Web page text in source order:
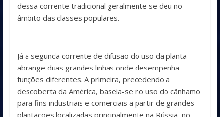
dessa corrente tradicional geralmente se deu no
âmbito das classes populares.
Já a segunda corrente de difusão do uso da planta
abrange duas grandes linhas onde desempenha
funções diferentes. A primeira, precedendo a
descoberta da América, baseia-se no uso do cânhamo
para fins industriais e comerciais a partir de grandes
plantações localizadas principalmente na Rússia, no